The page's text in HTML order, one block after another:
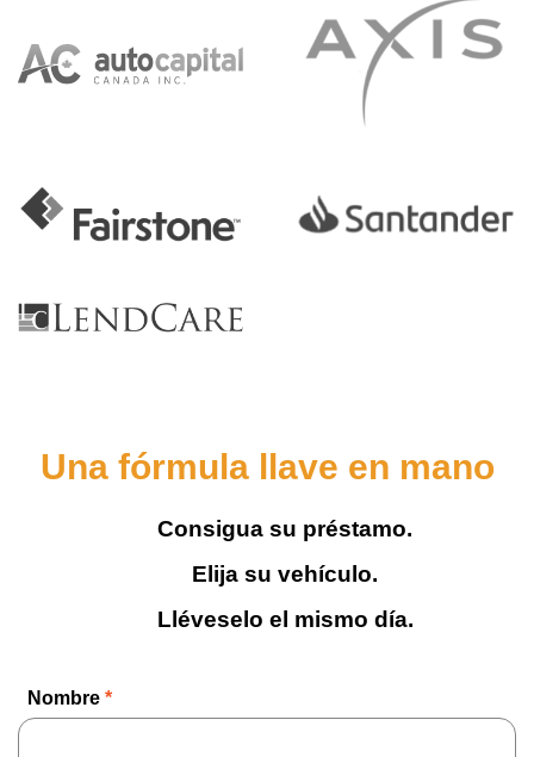
Una fórmula llave en mano
Consigua su préstamo.
Elija su vehículo.
Lléveselo el mismo día.
Nombre *